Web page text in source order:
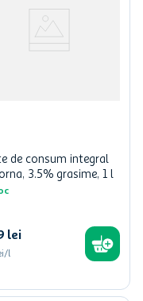
de consum integral
3.5% grasime, 1 l
lei
l